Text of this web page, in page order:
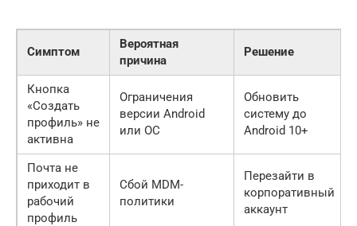
Симптом
Вероятная
причина
Решение
Кнопка
«Создать
профиль» не
активна
Ограничения
версии Android
или ОС
Обновить
систему до
Android 10+
Почта не
приходит в
рабочий
профиль
Сбой MDM-
политики
Перезайти в
корпоративный
аккаунт